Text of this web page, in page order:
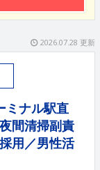
2026.07.28 更新
ミナル駅直
間清掃副責
用／男性活